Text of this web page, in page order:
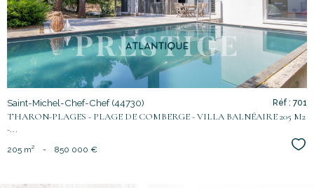
Saint-Michel-Chef-Chef (44730)
THARON-PLAGES - PLAGE DE COMBERGE - VILLA BALNÉAIRE 205 M2
-...
Réf : 701
205 m² - 850 000 €